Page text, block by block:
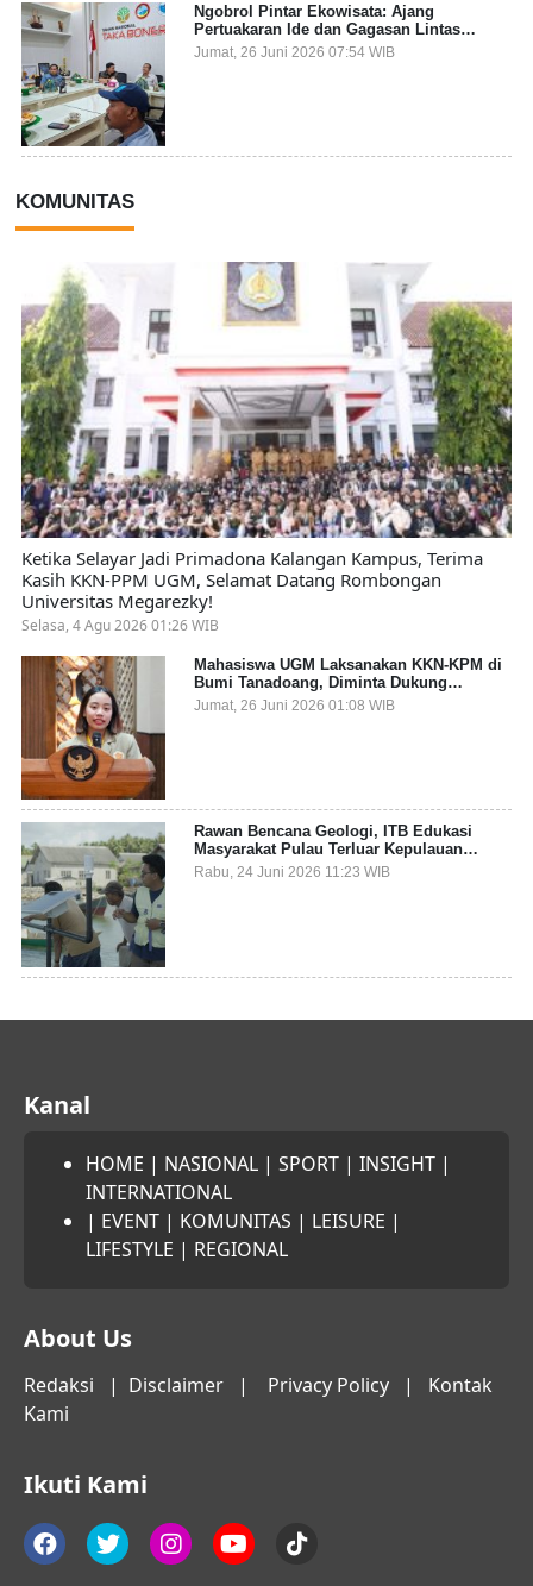
Ngobrol Pintar Ekowisata: Ajang
Pertuakaran Ide dan Gagasan Lintas
Sektor
Jumat, 26 Juni 2026 07:54 WIB
KOMUNITAS
Ketika Selayar Jadi Primadona Kalangan Kampus, Terima
Kasih KKN-PPM UGM, Selamat Datang Rombongan
Universitas Megarezky!
Selasa, 4 Agu 2026 01:26 WIB
Mahasiswa UGM Laksanakan KKN-KPM di
Bumi Tanadoang, Diminta Dukung
Gemerlap dan Beri Solusi pada Persoalan
Sampah Pesisir
Jumat, 26 Juni 2026 01:08 WIB
Rawan Bencana Geologi, ITB Edukasi
Masyarakat Pulau Terluar Kepulauan
Selayar Terkait Mitigasi Berbasis Kawasan
Pesisir
Rabu, 24 Juni 2026 11:23 WIB
Kanal
HOME | NASIONAL | SPORT | INSIGHT |
INTERNATIONAL
| EVENT | KOMUNITAS | LEISURE |
LIFESTYLE | REGIONAL
About Us
Redaksi | Disclaimer | Privacy Policy | Kontak
Kami
Ikuti Kami